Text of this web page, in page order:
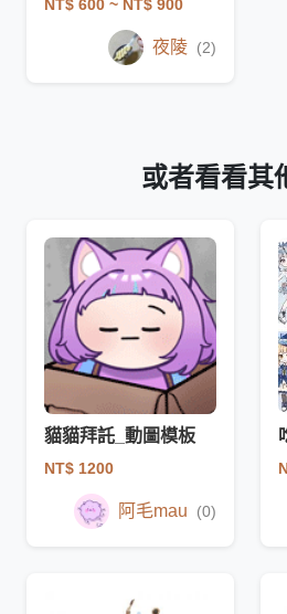
NT$ 600 ~ NT$ 900
夜陵 (2)
或者看看其
貓貓拜託_動圖模板
NT$ 1200
阿毛mau (0)